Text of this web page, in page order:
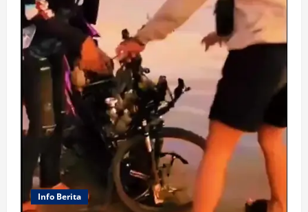
Info Berita